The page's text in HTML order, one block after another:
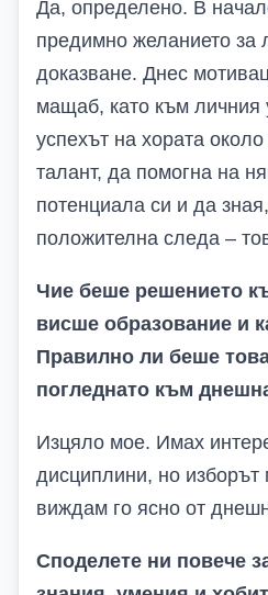
Да, определено. В
предимно желанието за
доказване. Днес
мащаб, като към личния
успехът на хората
талант, да помогна на
потенциала си и да
положителна следа –
Чие беше решението
висше образование и
Правилно ли беше
погледнато към
Изцяло мое. Имах
дисциплини, но
виждам го ясно от
Споделете ни повече